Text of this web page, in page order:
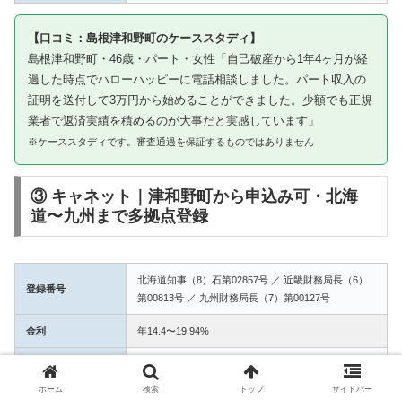
【口コミ：島根津和野町のケーススタディ】
島根津和野町・46歳・パート・女性「自己破産から1年4ヶ月が経
過した時点でハローハッピーに電話相談しました。パート収入の
証明を送付して3万円から始めることができました。少額でも正規
業者で返済実績を積めるのが大事だと実感しています」
※ケーススタディです。審査通過を保証するものではありません
③ キャネット｜津和野町から申込み可・北海
道〜九州まで多拠点登録
登録番号
北海道知事（8）石第02857号 ／ 近畿財務局長（6）
第00813号 ／ 九州財務局長（7）第00127号
金利 年14.4〜19.94%
融資額 1万〜50万円
ホーム 検索 トップ サイドバー